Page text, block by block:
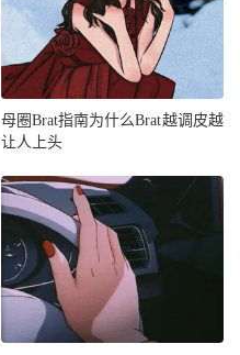
母圈Brat指南为什么Brat越调皮越
让人上头